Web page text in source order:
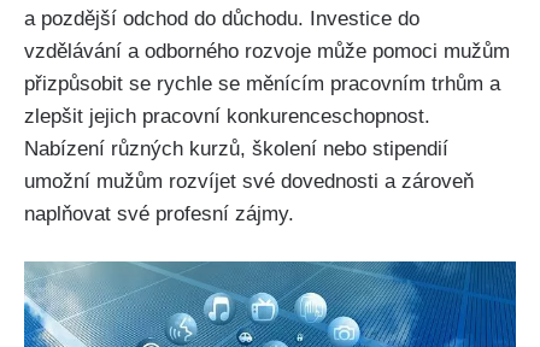
a pozdější odchod do důchodu. Investice do
vzdělávání a odborného rozvoje může pomoci mužům
přizpůsobit se rychle se měnícím pracovním trhům a
zlepšit jejich pracovní konkurenceschopnost.
Nabízení různých kurzů, školení nebo stipendií
umožní mužům rozvíjet své dovednosti a zároveň
naplňovat své profesní zájmy.